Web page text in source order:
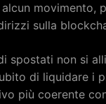
sulla
spostati non si
di liquidare i
più coerente